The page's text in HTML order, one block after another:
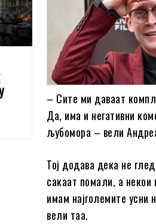
– Сите ми даваат
Да, има и негативни
љубомора – вели
Тој додава дека не
сакаат помали, а
имам најголемите усни
вели таа.